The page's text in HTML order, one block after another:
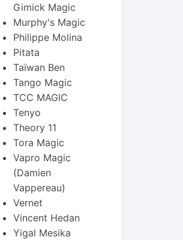
Gimick Magic
Murphy's Magic
Philippe Molina
Pitata
Taïwan Ben
Tango Magic
TCC MAGIC
Tenyo
Theory 11
Tora Magic
Vapro Magic
(Damien
Vappereau)
Vernet
Vincent Hedan
Yigal Mesika